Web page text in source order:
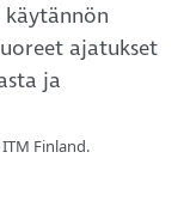
ajatukset
ja
Finland.